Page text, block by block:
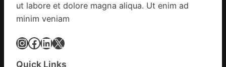
ut labore et dolore magna aliqua. Ut enim ad
minim veniam
InstagramFacebook LinkedIn X
Quick Links